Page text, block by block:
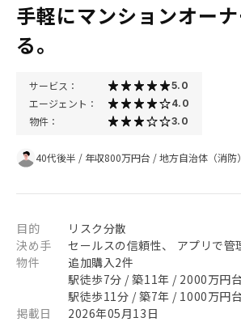
手軽にマンションオー
る。
サービス： 5.0
エージェント： 4.0
物件： 3.0
40代後半 / 年収800万円台 /地方自治体（消防）
目的
リスク分散
決め手
セールスの信頼性、 アプリで管
物件
追加購入2件
駅徒歩7分 / 築11年 / 2000万円
駅徒歩11分 / 築7年 / 1000万円
掲載日
2026年05月13日